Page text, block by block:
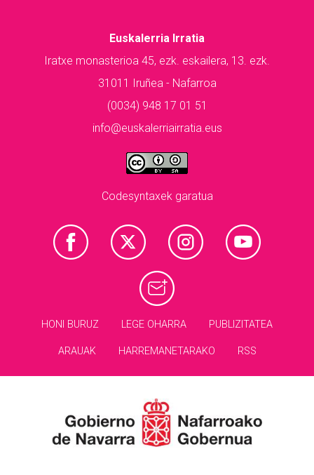
Euskalerria Irratia
Iratxe monasterioa 45, ezk. eskailera, 13. ezk.
31011 Iruñea - Nafarroa
(0034) 948 17 01 51
info@euskalerriairratia.eus
Codesyntaxek garatua
HONI BURUZ LEGE OHARRA PUBLIZITATEA
ARAUAK HARREMANETARAKO RSS